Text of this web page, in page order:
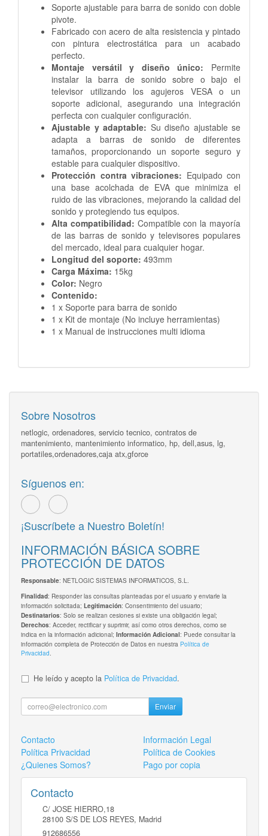
Soporte ajustable para barra de sonido con doble
pivote.
Fabricado con acero de alta resistencia y pintado
con pintura electrostática para un acabado
perfecto.
Montaje versátil y diseño único: Permite
instalar la barra de sonido sobre o bajo el
televisor utilizando los agujeros VESA o un
soporte adicional, asegurando una integración
perfecta con cualquier configuración.
Ajustable y adaptable: Su diseño ajustable se
adapta a barras de sonido de diferentes
tamaños, proporcionando un soporte seguro y
estable para cualquier dispositivo.
Protección contra vibraciones: Equipado con
una base acolchada de EVA que minimiza el
ruido de las vibraciones, mejorando la calidad del
sonido y protegiendo tus equipos.
Alta compatibilidad: Compatible con la mayoría
de las barras de sonido y televisores populares
del mercado, ideal para cualquier hogar.
Longitud del soporte: 493mm
Carga Máxima: 15kg
Color: Negro
Contenido:
1 x Soporte para barra de sonido
1 x Kit de montaje (No incluye herramientas)
1 x Manual de instrucciones multi idioma
Sobre Nosotros
netlogic, ordenadores, servicio tecnico, contratos de
mantenimiento, mantenimiento informatico, hp, dell,asus, lg,
portatiles,ordenadores,caja atx,gforce
Síguenos en:
¡Suscríbete a Nuestro Boletín!
INFORMACIÓN BÁSICA SOBRE
PROTECCIÓN DE DATOS
Responsable: NETLOGIC SISTEMAS INFORMATICOS, S.L.
Finalidad: Responder las consultas planteadas por el usuario y enviarle la
información solicitada; Legitimación: Consentimiento del usuario;
Destinatarios: Solo se realizan cesiones si existe una obligación legal;
Derechos: Acceder, rectificar y suprimir, así como otros derechos, como se
indica en la información adicional; Información Adicional: Puede consultar la
información completa de Protección de Datos en nuestra Política de
Privacidad
He leído y acepto la Política de Privacidad.
Enviar
Contacto
Información Legal
Política Privacidad
Política de Cookies
¿Quienes Somos?
Pago por copia
Contacto
C/ JOSE HIERRO,18
28100 S/S DE LOS REYES, Madrid
912686556